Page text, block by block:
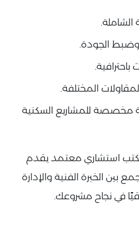
الشاملة.
وضبط الجودة.
باحترافية.
المختلفة.
مخصصة للمشاريع السكنية
استشاري معتمد يقدم
بين الخبرة الفنية والإدارة
في نجاح مشروعك.